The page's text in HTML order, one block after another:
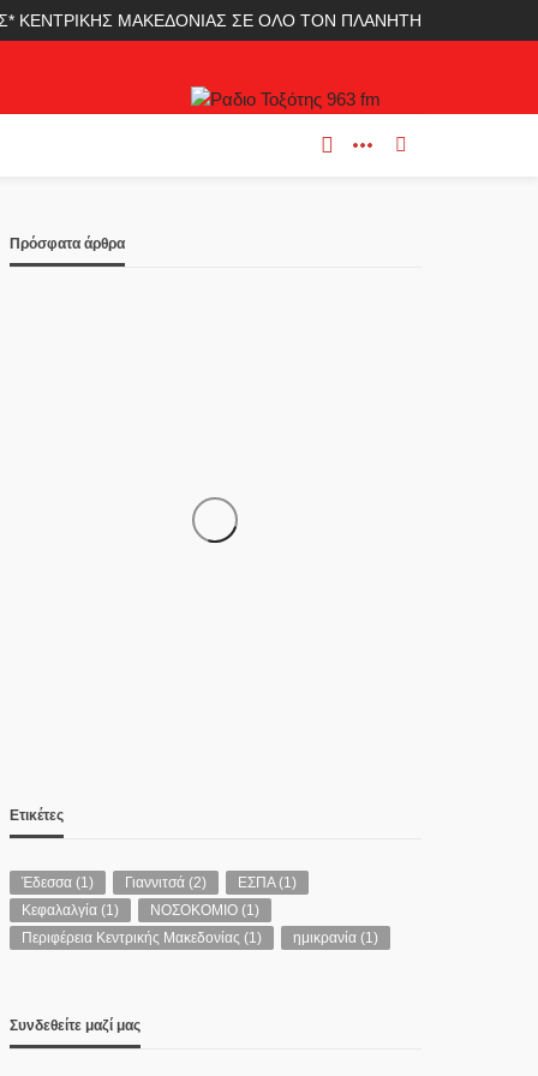
ΚΕΝΤΡΙΚΗΣ ΜΑΚΕΔΟΝΙΑΣ ΣΕ ΟΛΟ ΤΟΝ ΠΛΑΝΗΤΗ
Πρόσφατα άρθρα
Ετικέτες
Έδεσσα(1) Γιαννιτσά(2) ΕΣΠΑ(1)
Κεφαλαλγία(1) ΝΟΣΟΚΟΜΙΟ(1)
Περιφέρεια Κεντρικής Μακεδονίας (1) ημικρανία(1)
Συνδεθείτε μαζί μας